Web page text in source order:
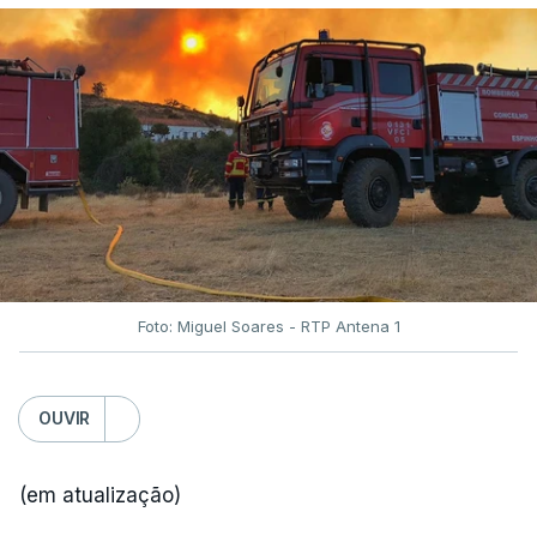
Foto: Miguel Soares - RTP Antena 1
OUVIR
(em atualização)